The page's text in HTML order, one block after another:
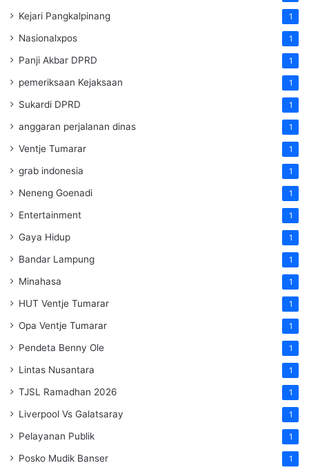
Kejari Pangkalpinang 1
Nasionalxpos 1
Panji Akbar DPRD 1
pemeriksaan Kejaksaan 1
Sukardi DPRD 1
anggaran perjalanan dinas 1
Ventje Tumarar 1
grab indonesia 1
Neneng Goenadi 1
Entertainment 1
Gaya Hidup 1
Bandar Lampung 1
Minahasa 1
HUT Ventje Tumarar 1
Opa Ventje Tumarar 1
Pendeta Benny Ole 1
Lintas Nusantara 1
TJSL Ramadhan 2026 1
Liverpool Vs Galatsaray 1
Pelayanan Publik 1
Posko Mudik Banser 1